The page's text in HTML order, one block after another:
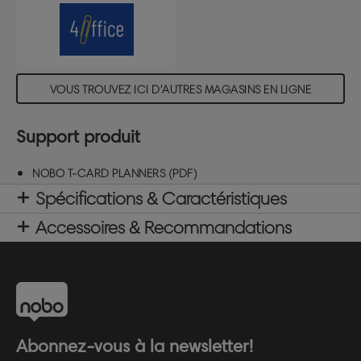
VOUS TROUVEZ ICI D'AUTRES MAGASINS EN LIGNE
Support produit
NOBO T-CARD PLANNERS (PDF)
Spécifications & Caractéristiques
Accessoires & Recommandations
Abonnez-vous à la newsletter!